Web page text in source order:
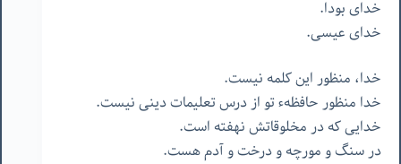
خدای بودا.
خدای عیسی.
خدا، منظور این کلمه نیست.
خدا منظور حافظهء تو از درس تعلیمات دینی نیست.
خدایی که در مخلوقاتش نهفته است.
در سنگ و مورچه و درخت و آدم هست.